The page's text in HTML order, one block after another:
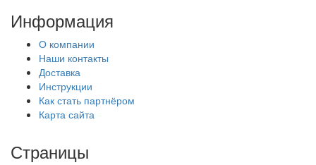
Информация
О компании
Наши контакты
Доставка
Инструкции
Как стать партнёром
Карта сайта
Страницы